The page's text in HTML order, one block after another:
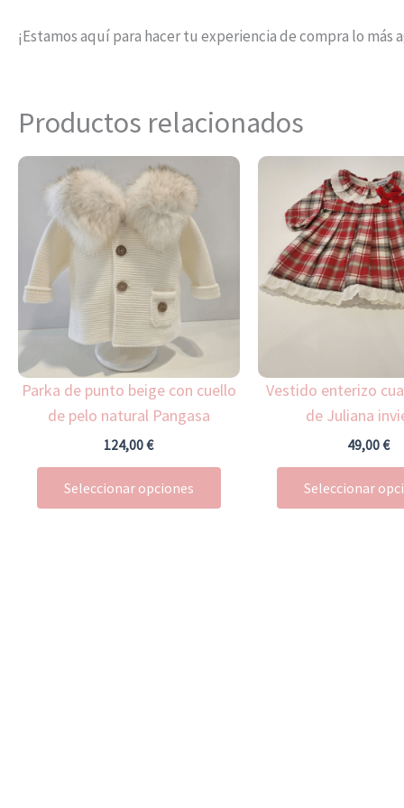
¡Estamos aquí para hacer tu experiencia de compra lo
Productos relacionados
Parka de punto beige con cuello
de pelo natural Pangasa
124,00€
Seleccionar opciones
Este
variantes.
Las
opciones
pueden
elegir
página
Vestido enterizo
de Juliana
49,00€
Seleccionar